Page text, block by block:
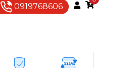
Liên hệ0919768606